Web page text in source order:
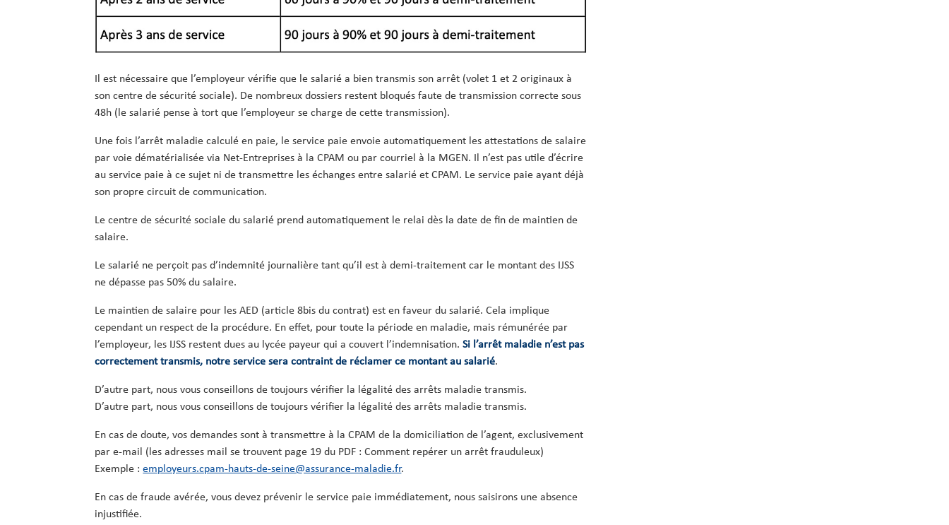
Il est nécessaire que l’employeur vérifie que le salarié a bien transmis son arrêt (volet 1 et 2 originaux à
son centre de sécurité sociale). De nombreux dossiers restent bloqués faute de transmission correcte sous
48h (le salarié pense à tort que l’employeur se charge de cette transmission).
Une fois l’arrêt maladie calculé en paie, le service paie envoie automatiquement les attestations de salaire
par voie dématérialisée via Net-Entreprises à la CPAM ou par courriel à la MGEN. Il n’est pas utile d’écrire
au service paie à ce sujet ni de transmettre les échanges entre salarié et CPAM. Le service paie ayant déjà
son propre circuit de communication.
Le centre de sécurité sociale du salarié prend automatiquement le relai dès la date de fin de maintien de
salaire.
Le salarié ne perçoit pas d’indemnité journalière tant qu’il est à demi-traitement car le montant des IJSS
ne dépasse pas 50% du salaire.
Le maintien de salaire pour les AED (article 8bis du contrat) est en faveur du salarié. Cela implique
cependant un respect de la procédure. En effet, pour toute la période en maladie, mais rémunérée par
l’employeur, les IJSS restent dues au lycée payeur qui a couvert l’indemnisation.Si l’arrêt maladie n’est pas
correctement transmis, notre service sera contraint de réclamer ce montant au salarié.
D’autre part, nous vous conseillons de toujours vérifier la légalité des arrêts maladie transmis.
D’autre part, nous vous conseillons de toujours vérifier la légalité des arrêts maladie transmis.
En cas de doute, vos demandes sont à transmettre à la CPAM de la domiciliation de l’agent, exclusivement
par e-mail (les adresses mail se trouvent page 19 du PDF : Comment repérer un arrêt frauduleux)
Exemple :employeurs.cpam-hauts-de-seine@assurance-maladie.fr.
En cas de fraude avérée, vous devez prévenir le service paie immédiatement, nous saisirons une absence
injustifiée.